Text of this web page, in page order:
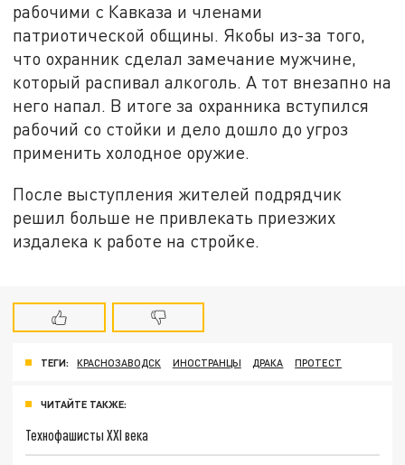
рабочими с Кавказа и членами
патриотической общины. Якобы из-за того,
что охранник сделал замечание мужчине,
который распивал алкоголь. А тот внезапно на
него напал. В итоге за охранника вступился
рабочий со стойки и дело дошло до угроз
применить холодное оружие.
После выступления жителей подрядчик
решил больше не привлекать приезжих
издалека к работе на стройке.
ТЕГИ: КРАСНОЗАВОДСК ИНОСТРАНЦЫ ДРАКА ПРОТЕСТ
ЧИТАЙТЕ ТАКЖЕ:
Технофашисты XXI века